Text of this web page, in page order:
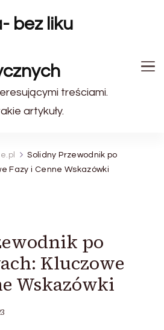
bez liku
treściami.
artykuły.
Solidny Przewodnik po
Fazy i Cenne Wskazówki
po
Kluczowe
Wskazówki